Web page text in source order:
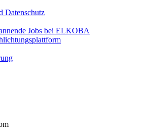
Datenschutz
Jobs bei ELKOBA